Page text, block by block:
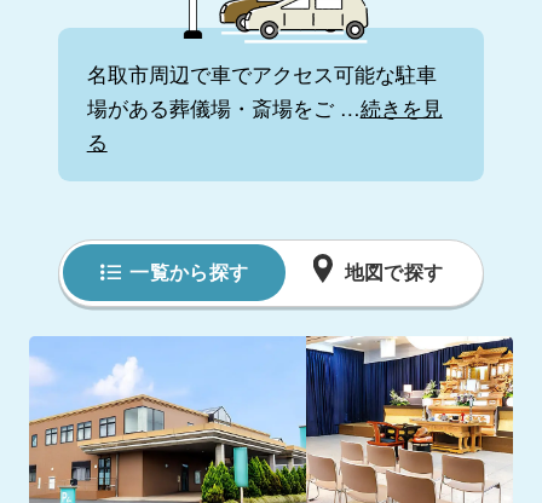
名取市周辺で車でアクセス可能な駐車
場がある葬儀場・斎場をご …続きを見
る
一覧から探す 地図で探す